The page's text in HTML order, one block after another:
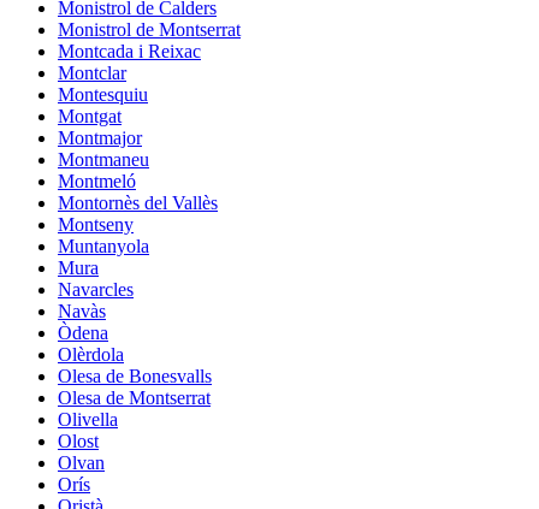
Monistrol de Calders
Monistrol de Montserrat
Montcada i Reixac
Montclar
Montesquiu
Montgat
Montmajor
Montmaneu
Montmeló
Montornès del Vallès
Montseny
Muntanyola
Mura
Navarcles
Navàs
Òdena
Olèrdola
Olesa de Bonesvalls
Olesa de Montserrat
Olivella
Olost
Olvan
Orís